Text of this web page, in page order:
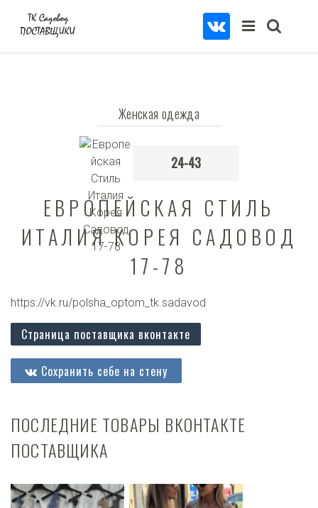
Женская одежда
24-43
ЕВРОПЕЙСКАЯ СТИЛЬ
ИТАЛИЯ КОРЕЯ САДОВОД
17-78
https://vk.ru/polsha_optom_tk.sadavod
Страница поставщика вконтакте
Сохранить себе на стену
ПОСЛЕДНИЕ ТОВАРЫ ВКОНТАКТЕ
ПОСТАВЩИКА